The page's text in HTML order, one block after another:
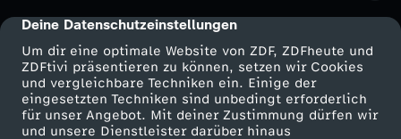
cmp-dialog-description
Deine Datenschutzeinstellungen
Um dir eine optimale Website von ZDF, ZDFheute und
ZDFtivi präsentieren zu können, setzen wir Cookies
und vergleichbare Techniken ein. Einige der
eingesetzten Techniken sind unbedingt erforderlich
für unser Angebot. Mit deiner Zustimmung dürfen wir
und unsere Dienstleister darüber hinaus
l
i
g
Mehr ZDF Service